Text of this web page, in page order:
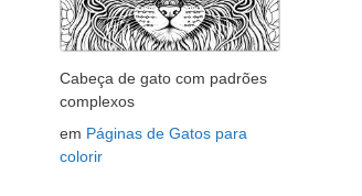
Cabeça de gato com padrões
complexos
em Páginas de Gatos para
colorir